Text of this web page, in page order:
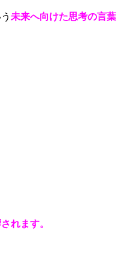
未来へ向けた思考の言葉
れます。